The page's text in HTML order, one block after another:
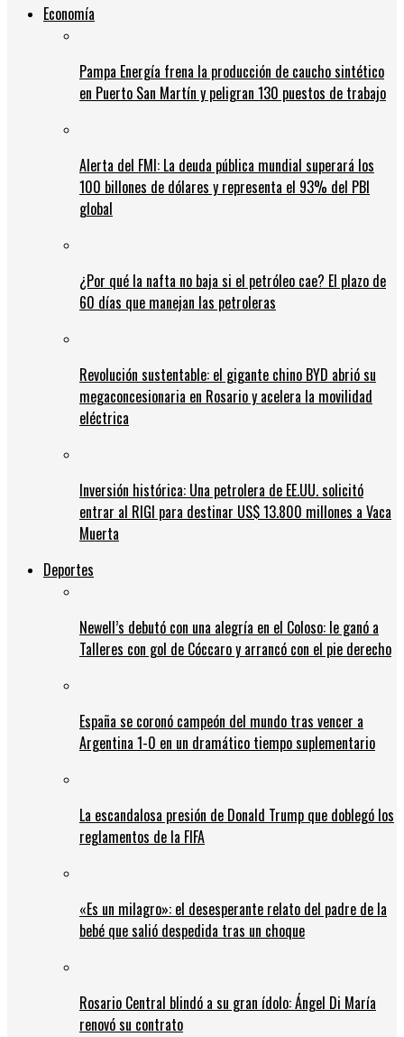
Economía
Pampa Energía frena la producción de caucho sintético
en Puerto San Martín y peligran 130 puestos de trabajo
Alerta del FMI: La deuda pública mundial superará los
100 billones de dólares y representa el 93% del PBI
global
¿Por qué la nafta no baja si el petróleo cae? El plazo de
60 días que manejan las petroleras
Revolución sustentable: el gigante chino BYD abrió su
megaconcesionaria en Rosario y acelera la movilidad
eléctrica
Inversión histórica: Una petrolera de EE.UU. solicitó
entrar al RIGI para destinar US$ 13.800 millones a Vaca
Muerta
Deportes
Newell’s debutó con una alegría en el Coloso: le ganó a
Talleres con gol de Cóccaro y arrancó con el pie derecho
España se coronó campeón del mundo tras vencer a
Argentina 1-0 en un dramático tiempo suplementario
La escandalosa presión de Donald Trump que doblegó los
reglamentos de la FIFA
«Es un milagro»: el desesperante relato del padre de la
bebé que salió despedida tras un choque
Rosario Central blindó a su gran ídolo: Ángel Di María
renovó su contrato